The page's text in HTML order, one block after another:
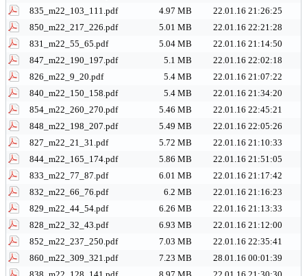
835_m22_103_111.pdf
4.97 MB
22.01.16 21:26:25
850_m22_217_226.pdf
5.01 MB
22.01.16 22:21:28
831_m22_55_65.pdf
5.04 MB
22.01.16 21:14:50
847_m22_190_197.pdf
5.1 MB
22.01.16 22:02:18
826_m22_9_20.pdf
5.4 MB
22.01.16 21:07:22
840_m22_150_158.pdf
5.4 MB
22.01.16 21:34:20
854_m22_260_270.pdf
5.46 MB
22.01.16 22:45:21
848_m22_198_207.pdf
5.49 MB
22.01.16 22:05:26
827_m22_21_31.pdf
5.72 MB
22.01.16 21:10:33
844_m22_165_174.pdf
5.86 MB
22.01.16 21:51:05
833_m22_77_87.pdf
6.01 MB
22.01.16 21:17:42
832_m22_66_76.pdf
6.2 MB
22.01.16 21:16:23
829_m22_44_54.pdf
6.26 MB
22.01.16 21:13:33
828_m22_32_43.pdf
6.93 MB
22.01.16 21:12:00
852_m22_237_250.pdf
7.03 MB
22.01.16 22:35:41
860_m22_309_321.pdf
7.23 MB
28.01.16 00:01:39